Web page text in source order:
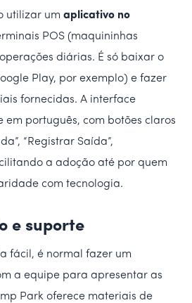
utilizar um aplicativo no
POS (maquininhas
diárias. É só baixar o
Play, por exemplo) e fazer
fornecidas. A interface
em português, com botões claros
“Registrar Saída”,
a adoção até por quem
com tecnologia.
e suporte
fácil, é normal fazer um
a equipe para apresentar as
Park oferece materiais de